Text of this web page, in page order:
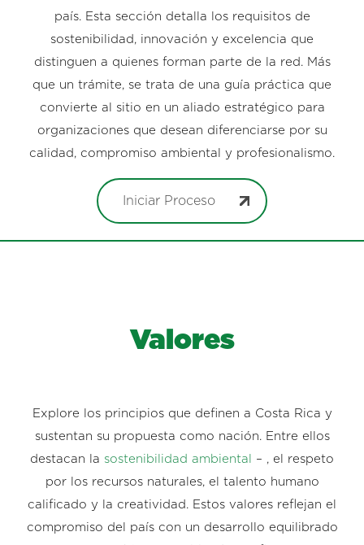
país. Esta sección detalla los requisitos de
sostenibilidad, innovación y excelencia que
distinguen a quienes forman parte de la red. Más
que un trámite, se trata de una guía práctica que
convierte al sitio en un aliado estratégico para
organizaciones que desean diferenciarse por su
calidad, compromiso ambiental y profesionalismo.
Iniciar Proceso
Valores
Explore los principios que definen a Costa Rica y
sustentan su propuesta como nación. Entre ellos
destacan la sostenibilidad ambiental
– , el respeto
por los recursos naturales, el talento humano
calificado y la creatividad. Estos valores reflejan el
compromiso del país con un desarrollo equilibrado